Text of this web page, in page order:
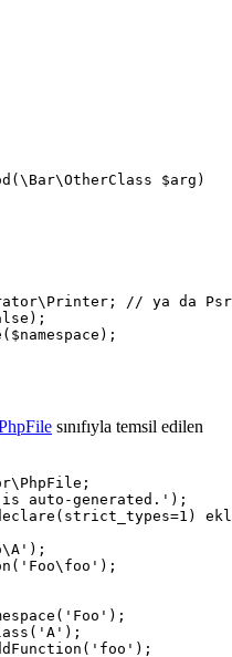
// ya da
sınıfıyla temsil edilen
is auto-generated.');